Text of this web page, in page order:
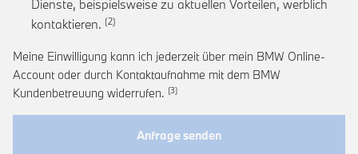
Dienste, beispielsweise zu aktuellen Vorteilen, werblich
kontaktieren. Link zur Fußnote: Einwilligung zur
Meine Einwilligung kann ich jederzeit über mein BMW Online-
Account oder durch Kontaktaufnahme mit dem BMW
Kundenbetreuung widerrufen. Link zur Fußnote: Widerruf der
Anfrage senden